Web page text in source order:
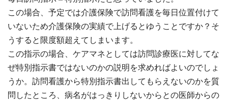
この場合、予定では介護保険で訪問看護を毎日位置付けて
いないため介護保険の実績で上げるとゆうことですか？そ
うすると限度額超えてしまいます。
この指示の場合、ケアマネとしては訪問診療医に対してな
ぜ特別指示書ではないのかの説明を求めればよいのでしょ
うか。訪問看護から特別指示書出してもらえないのかを質
問したところ、病名がはっきりしないからとの医師からの